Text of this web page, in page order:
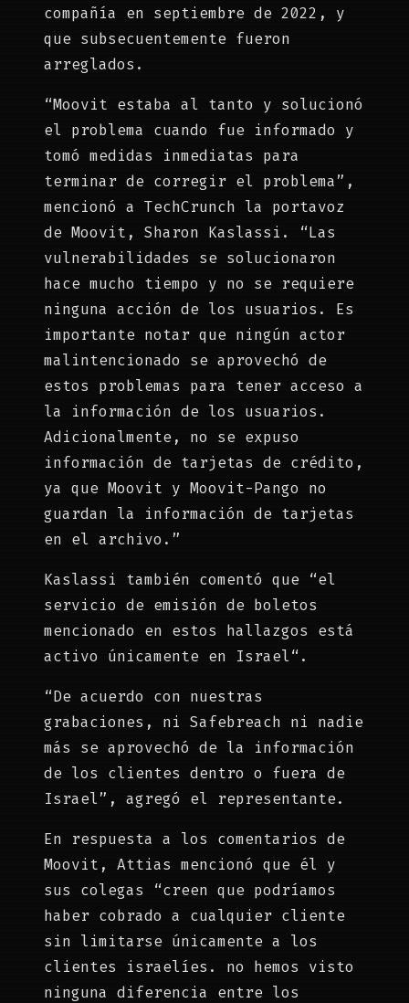
compañía en septiembre de 2022, y
que subsecuentemente fueron
arreglados.
“Moovit estaba al tanto y solucionó
el problema cuando fue informado y
tomó medidas inmediatas para
terminar de corregir el problema”,
mencionó a TechCrunch la portavoz
de Moovit, Sharon Kaslassi. “Las
vulnerabilidades se solucionaron
hace mucho tiempo y no se requiere
ninguna acción de los usuarios. Es
importante notar que ningún actor
malintencionado se aprovechó de
estos problemas para tener acceso a
la información de los usuarios.
Adicionalmente, no se expuso
información de tarjetas de crédito,
ya que Moovit y Moovit-Pango no
guardan la información de tarjetas
en el archivo.”
Kaslassi también comentó que “el
servicio de emisión de boletos
mencionado en estos hallazgos está
activo únicamente en Israel“.
“De acuerdo con nuestras
grabaciones, ni Safebreach ni nadie
más se aprovechó de la información
de los clientes dentro o fuera de
Israel”, agregó el representante.
En respuesta a los comentarios de
Moovit, Attias mencionó que él y
sus colegas “creen que podríamos
haber cobrado a cualquier cliente
sin limitarse únicamente a los
clientes israelíes. no hemos visto
ninguna diferencia entre los